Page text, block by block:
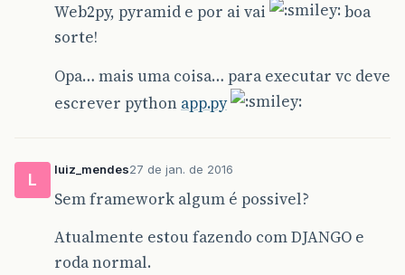
Web2py, pyramid e por ai vai
boa
sorte!
Opa… mais uma coisa… para executar vc deve
escrever python app.py
L
luiz_mendes27 de jan. de 2016
Sem framework algum é possivel?
Atualmente estou fazendo com DJANGO e
roda normal.